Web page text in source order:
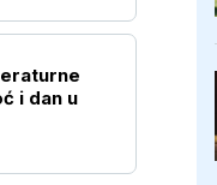
i dan u